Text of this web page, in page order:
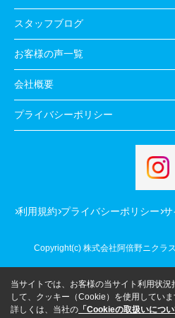
スタッフブログ
お客様の声一覧
会社概要
プライバシーポリシー
利用規約 プライバシーポリシー サ
Copyright(c) 株式会社阿倍野ニクラ
当サイトでは、お客様の当サイト利用状
して、クッキー（Cookie）を使用していま
詳しくは、当社の 「Cookieの取扱いについ